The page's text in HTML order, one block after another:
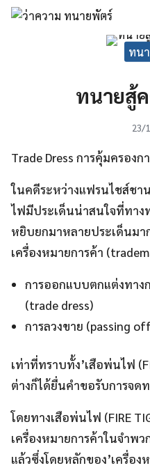
Skip
ทน
ทนายสู้
23/
Trade Dress การคุ้มครอง
ในคดีระหว่างแฟรนไชส์ช
ไฟมีประเด็นน่าสนใจที่ทา
หยิบยกมาหลายประเด็นมา
เครื่องหมายการค้า
การออกแบบตกแต่งทาง
(trade dress)
การลวงขาย (passing
เท่าที่ทราบทั้ง’เสือพ่นไฟ
ต่างก็ได้ยื่นคำขอรับการจด
โดยทางเสือพ่นไฟ (FIRE
เครื่องหมายการค้าในจำพ
แล้วซึ่งโดยหลักของ’เครื่อง